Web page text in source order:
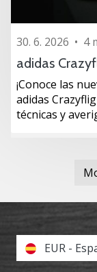
30. 6. 2026 • 4
adidas
¡Conoce las
adidas
técnicas y
EUR -